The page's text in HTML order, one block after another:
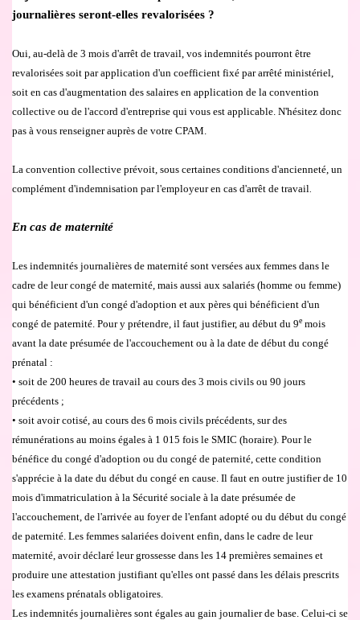
journalières seront-elles revalorisées ?
Oui, au-delà de 3 mois d'arrêt de travail, vos indemnités pourront être
revalorisées soit par application d'un coefficient fixé par arrêté ministériel,
soit en cas d'augmentation des salaires en application de la convention
collective ou de l'accord d'entreprise qui vous est applicable. N'hésitez donc
pas à vous renseigner auprès de votre CPAM.
La convention collective prévoit, sous certaines conditions d'ancienneté, un
complément d'indemnisation par l'employeur en cas d'arrêt de travail
En cas de maternité
Les indemnités journalières de maternité sont versées aux femmes dans le
cadre de leur congé de maternité, mais aussi aux salariés (homme ou femme)
qui bénéficient d'un congé d'adoption et aux pères qui bénéficient d'un
congé de paternité. Pour y prétendre, il faut justifier, au début du 9e mois
avant la date présumée de l'accouchement ou à la date de début du congé
prénatal :
• soit de 200 heures de travail au cours des 3 mois civils ou 90 jours
précédents ;
• soit avoir cotisé, au cours des 6 mois civils précédents, sur des
rémunérations au moins égales à 1 015 fois le SMIC (horaire). Pour le
bénéfice du congé d'adoption ou du congé de paternité, cette condition
s'apprécie à la date du début du congé en cause. Il faut en outre justifier de 10
mois d'immatriculation à la Sécurité sociale à la date présumée de
l'accouchement, de l'arrivée au foyer de l'enfant adopté ou du début du congé
de paternité. Les femmes salariées doivent enfin, dans le cadre de leur
maternité, avoir déclaré leur grossesse dans les 14 premières semaines et
produire une attestation justifiant qu'elles ont passé dans les délais prescrits
les examens prénatals obligatoires.
Les indemnités journalières sont égales au gain journalier de base. Celui-ci se